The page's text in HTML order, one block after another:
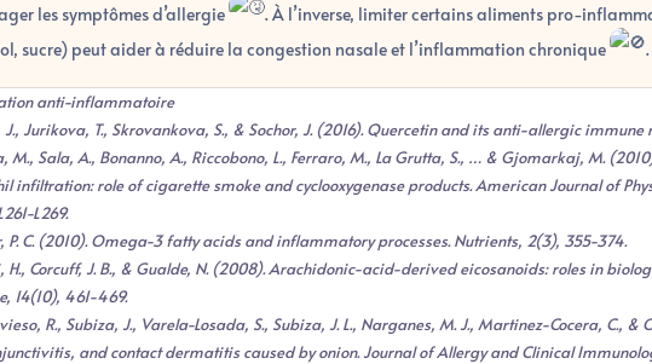
les symptômes d’allergie
. À l’inverse, limiter certains aliments pro-
sucre) peut aider à réduire la congestion nasale et l’inflammation chronique
.
anti-inflammatoire
J., Jurikova, T., Skrovankova, S., & Sochor, J. (2016). Quercetin and its anti-allergic immune
M., Sala, A., Bonanno, A., Riccobono, L., Ferraro, M., La Grutta, S., … & Gjomarkaj, M.
infiltration: role of cigarette smoke and cyclooxygenase products. American Journal of
L269.
P. C. (2010). Omega-3 fatty acids and inflammatory processes. Nutrients, 2(3), 355-374.
H., Corcuff, J. B., & Gualde, N. (2008). Arachidonic-acid-derived eicosanoids: roles in
14(10), 461-469.
R., Subiza, J., Varela-Losada, S., Subiza, J. L., Narganes, M. J., Martinez-Cocera, C.,
and contact dermatitis caused by onion. Journal of Allergy and Clinical